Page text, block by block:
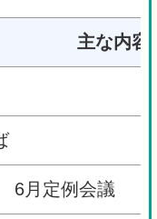
主な内容
6月定例会議